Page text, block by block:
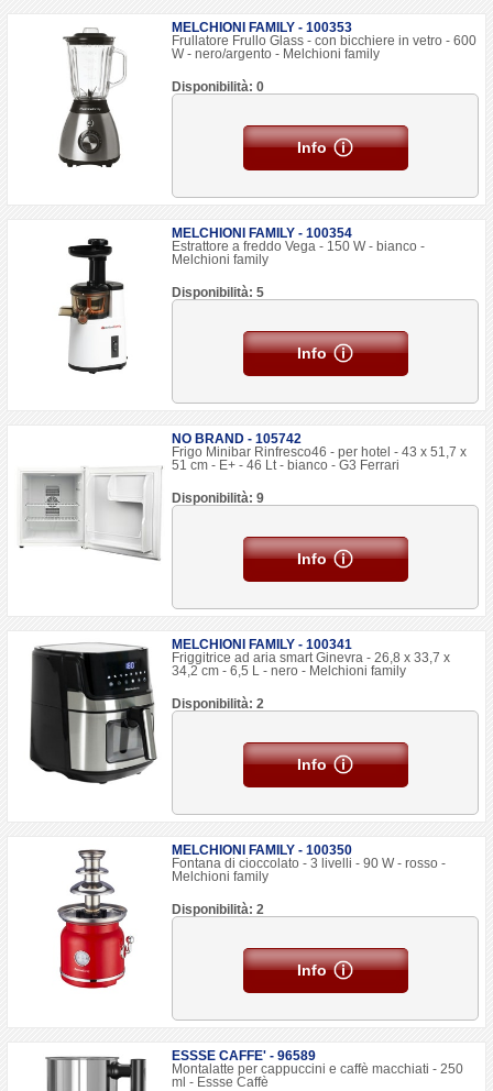
MELCHIONI FAMILY - 100353
Frullatore Frullo Glass - con bicchiere in vetro - 600
W - nero/argento - Melchioni family
Disponibilità: 0
Info
MELCHIONI FAMILY - 100354
Estrattore a freddo Vega - 150 W - bianco -
Melchioni family
Disponibilità: 5
Info
NO BRAND - 105742
Frigo Minibar Rinfresco46 - per hotel - 43 x 51,7 x
51 cm - E+ - 46 Lt - bianco - G3 Ferrari
Disponibilità: 9
Info
MELCHIONI FAMILY - 100341
Friggitrice ad aria smart Ginevra - 26,8 x 33,7 x
34,2 cm - 6,5 L - nero - Melchioni family
Disponibilità: 2
Info
MELCHIONI FAMILY - 100350
Fontana di cioccolato - 3 livelli - 90 W - rosso -
Melchioni family
Disponibilità: 2
Info
ESSSE CAFFE' - 96589
Montalatte per cappuccini e caffè macchiati - 250
ml - Essse Caffè